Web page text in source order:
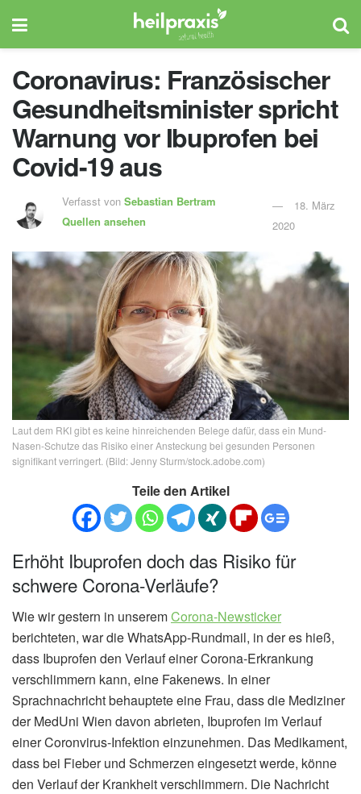
Coronavirus: Französischer
Gesundheitsminister spricht
Warnung vor Ibuprofen bei
Covid-19 aus
Verfasst vonSebastian Bertram
Quellen ansehen
18. März
2020
Laut dem RKI gibt es keine hinreichenden Belege dafür, dass ein Mund-
Nasen-Schutze das Risiko einer Ansteckung bei gesunden Personen
signifikant verringert. (Bild: Jenny Sturm/stock.adobe.com)
Teile den Artikel
Erhöht Ibuprofen doch das Risiko für
schwere Corona-Verläufe?
Wie wir gestern in unseremCorona-Newsticker
berichteten, war die WhatsApp-Rundmail, in der es hieß,
dass Ibuprofen den Verlauf einer Corona-Erkrankung
verschlimmern kann, eine Fakenews. In einer
Sprachnachricht behauptete eine Frau, dass die Mediziner
der MedUni Wien davon abrieten, Ibuprofen im Verlauf
einer Coronvirus-Infektion einzunehmen. Das Medikament,
dass bei Fieber und Schmerzen eingesetzt werde, könne
den Verlauf der Krankheit verschlimmern. Die Nachricht